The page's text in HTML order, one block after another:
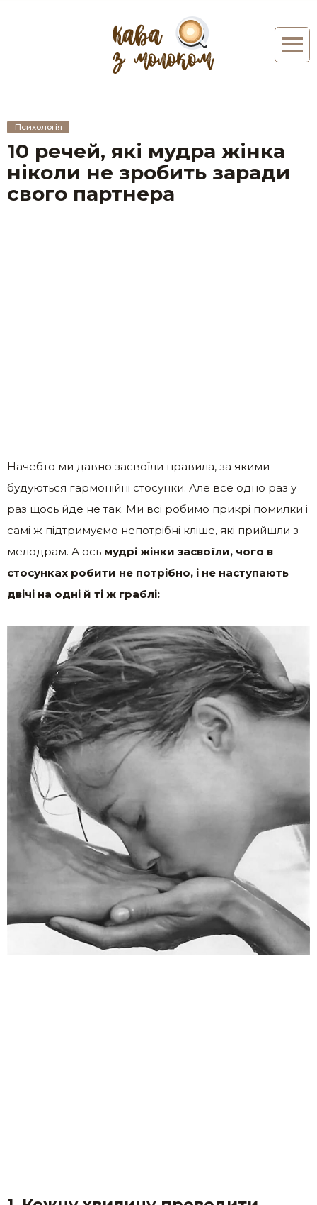
Психологія
10 речей, які мудра жінка
ніколи не зробить заради
свого партнера
Начебто ми давно засвоїли правила, за якими
будуються гармонійні стосунки. Але все одно раз у
раз щось йде не так. Ми всі робимо прикрі помилки і
самі ж підтримуємо непотрібні кліше, які прийшли з
мелодрам. А ось мудрі жінки засвоїли, чого в
стосунках робити не потрібно, і не наступають
двічі на одні й ті ж граблі: